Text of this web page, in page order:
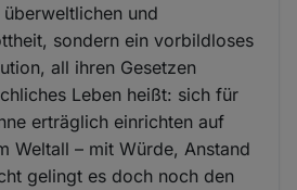
und
sondern ein vorbildloses
all ihren Gesetzen
Leben heißt: sich für
erträglich einrichten auf
Weltall – mit Würde, Anstand
gelingt es doch noch den